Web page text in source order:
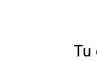
Tu